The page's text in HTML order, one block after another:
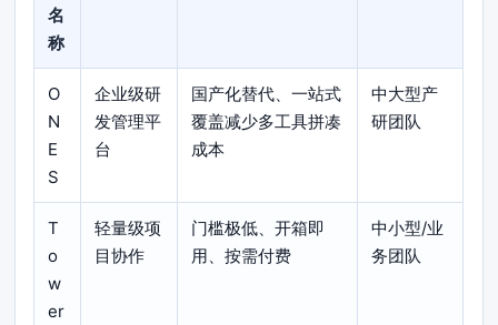
名
称
O
N
E
S
企业级研
发管理平
台
国产化替代、一站式
覆盖减少多工具拼凑
成本
中大型产
研团队
T
o
w
er
轻量级项
目协作
门槛极低、开箱即
用、按需付费
中小型/业
务团队